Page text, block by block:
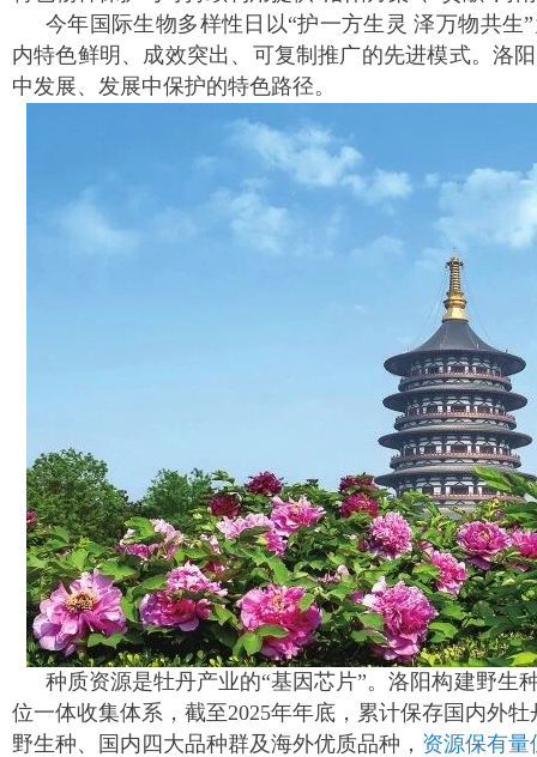
今年国际生物多样性日以“护一方生灵 泽万物共生
内特色鲜明、成效突出、可复制推广的先进模式。洛
中发展、发展中保护的特色路径。
种质资源是牡丹产业的“基因芯片”。洛阳构建野生
位一体收集体系，截至2025年年底，累计保存国内外
野生种、国内四大品种群及海外优质品种， 资源保有量